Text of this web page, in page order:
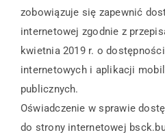
zobowiązuje się zapewnić
internetowej zgodnie z
kwietnia 2019 r. o
internetowych i aplikacji
publicznych.
Oświadczenie w sprawie
do strony internetowej